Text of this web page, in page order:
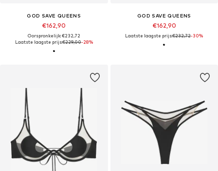
GOD SAVE QUEENS
€162,90
Oorspronkelijk: €232,72
Laatste laagste prijs:€229,00-28%
GOD SAVE QUEENS
€162,90
Laatste laagste prijs:€232,72-30%